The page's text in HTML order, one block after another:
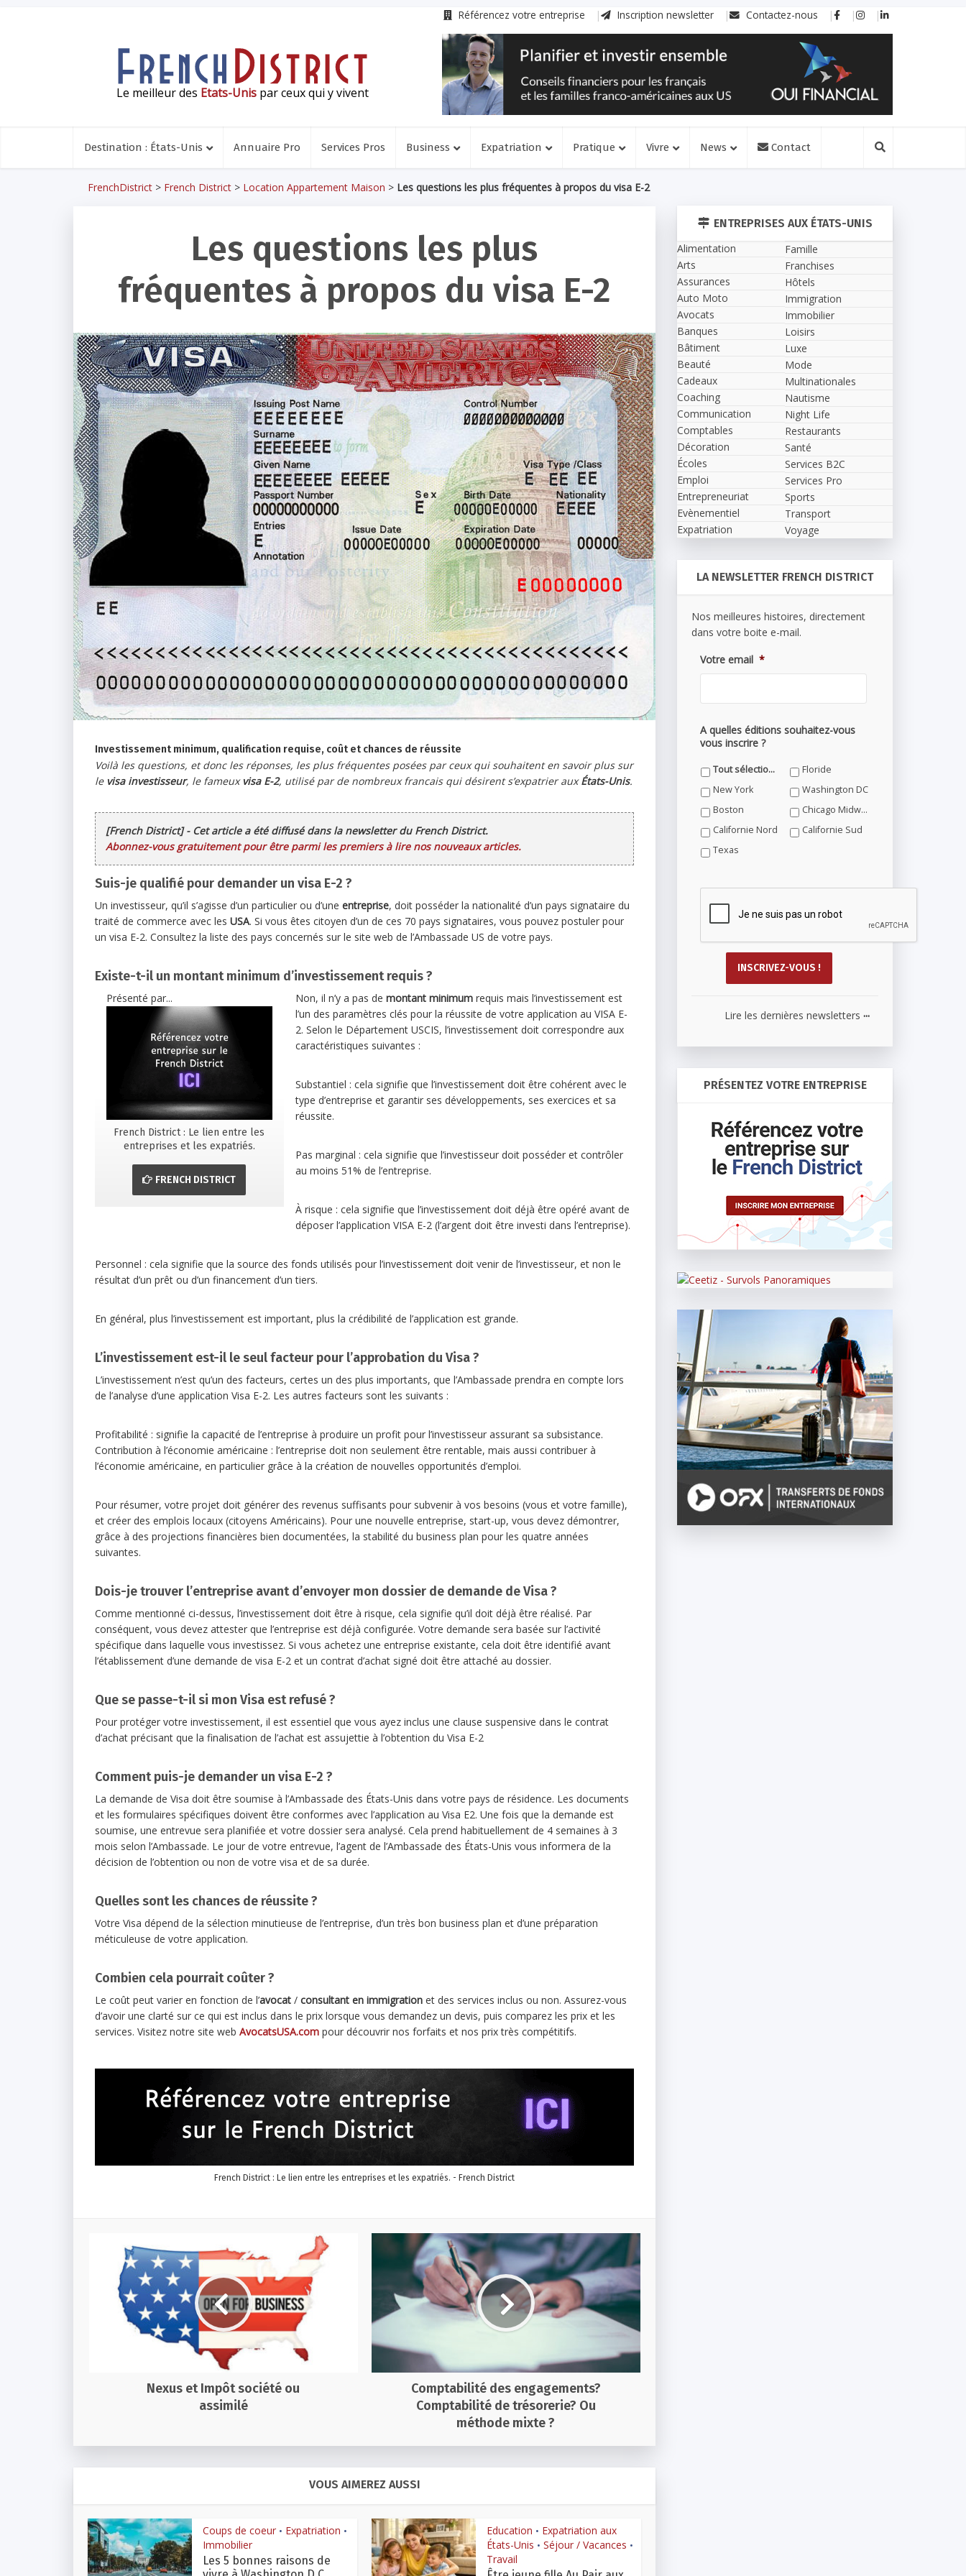
Référencez votre entreprise Inscription newsletter Contactez-nous
Le meilleur des Etats-Unis par ceux qui y vivent
Destination : États-Unis Annuaire Pro Services Pros Business Expatriation Pratique Vivre News Contact
FrenchDistrict > French District > Location Appartement Maison > Les questions les plus fréquentes à propos du visa E-2
Les questions les plus
fréquentes à propos du visa E-2
Investissement minimum, qualification requise, coût et chances de réussite
Voilà les questions, et donc les réponses, les plus fréquentes posées par ceux qui souhaitent en savoir plus sur
le visa investisseur, le fameux visa E-2, utilisé par de nombreux francais qui désirent s’expatrier auxÉtats-Unis.
[French District] - Cet article a été diffusé dans la newsletter du French District.
Abonnez-vous gratuitement pour être parmi les premiers à lire nos nouveaux articles.
Suis-je qualifié pour demander un visa E-2 ?
Un investisseur, qu’il s’agisse d’un particulier ou d’une entreprise, doit posséder la nationalité d’un pays signataire du
traité de commerce avec les USA. Si vous êtes citoyen d’un de ces 70 pays signataires, vous pouvez postuler pour
un visa E-2. Consultez la liste des pays concernés sur le site web de l’Ambassade US de votre pays.
Existe-t-il un montant minimum d’investissement requis ?
Présenté par...
French District : Le lien entre les
entreprises et les expatriés.
FRENCH DISTRICT
Non, il n’y a pas de montant minimumrequis mais l’investissement est
l’un des paramètres clés pour la réussite de votre application au VISA E-
2. Selon le Département USCIS, l’investissement doit correspondre aux
caractéristiques suivantes :
Substantiel : cela signifie que l’investissement doit être cohérent avec le
type d’entreprise et garantir ses développements, ses exercices et sa
réussite.
Pas marginal : cela signifie que l’investisseur doit posséder et contrôler
au moins 51% de l’entreprise.
À risque : cela signifie que l’investissement doit déjà être opéré avant de
déposer l’application VISA E-2 (l’argent doit être investi dans l’entreprise).
Personnel : cela signifie que la source des fonds utilisés pour l’investissement doit venir de l’investisseur, et non le
résultat d’un prêt ou d’un financement d’un tiers.
En général, plus l’investissement est important, plus la crédibilité de l’application est grande.
L’investissement est-il le seul facteur pour l’approbation du Visa ?
L’investissement n’est qu’un des facteurs, certes un des plus importants, que l’Ambassade prendra en compte lors
de l’analyse d’une application Visa E-2. Les autres facteurs sont les suivants :
Profitabilité : signifie la capacité de l’entreprise à produire un profit pour l’investisseur assurant sa subsistance.
Contribution à l’économie américaine : l’entreprise doit non seulement être rentable, mais aussi contribuer à
l’économie américaine, en particulier grâce à la création de nouvelles opportunités d’emploi.
Pour résumer, votre projet doit générer des revenus suffisants pour subvenir à vos besoins (vous et votre famille),
et créer des emplois locaux (citoyens Américains). Pour une nouvelle entreprise, start-up, vous devez démontrer,
grâce à des projections financières bien documentées, la stabilité du business plan pour les quatre années
suivantes.
Dois-je trouver l’entreprise avant d’envoyer mon dossier de demande de Visa ?
Comme mentionné ci-dessus, l’investissement doit être à risque, cela signifie qu’il doit déjà être réalisé. Par
conséquent, vous devez attester que l’entreprise est déjà configurée. Votre demande sera basée sur l’activité
spécifique dans laquelle vous investissez. Si vous achetez une entreprise existante, cela doit être identifié avant
l’établissement d’une demande de visa E-2 et un contrat d’achat signé doit être attaché au dossier.
Que se passe-t-il si mon Visa est refusé ?
Pour protéger votre investissement, il est essentiel que vous ayez inclus une clause suspensive dans le contrat
d’achat précisant que la finalisation de l’achat est assujettie à l’obtention du Visa E-2
Comment puis-je demander un visa E-2 ?
La demande de Visa doit être soumise à l’Ambassade des États-Unis dans votre pays de résidence. Les documents
et les formulaires spécifiques doivent être conformes avec l’application au Visa E2. Une fois que la demande est
soumise, une entrevue sera planifiée et votre dossier sera analysé. Cela prend habituellement de 4 semaines à 3
mois selon l’Ambassade. Le jour de votre entrevue, l’agent de l’Ambassade des États-Unis vous informera de la
décision de l’obtention ou non de votre visa et de sa durée.
Quelles sont les chances de réussite ?
Votre Visa dépend de la sélection minutieuse de l’entreprise, d’un très bon business plan et d’une préparation
méticuleuse de votre application.
Combien cela pourrait coûter ?
Le coût peut varier en fonction de l’avocat / consultant en immigration et des services inclus ou non. Assurez-vous
d’avoir une clarté sur ce qui est inclus dans le prix lorsque vous demandez un devis, puis comparez les prix et les
services. Visitez notre site web AvocatsUSA.com pour découvrir nos forfaits et nos prix très compétitifs.
French District : Le lien entre les entreprises et les expatriés. - French District
Nexus et Impôt société ou
assimilé
Comptabilité des engagements?
Comptabilité de trésorerie? Ou
méthode mixte ?
VOUS AIMEREZ AUSSI
Coups de coeur • Expatriation •
Immobilier
Les 5 bonnes raisons de
Education • Expatriation aux
États-Unis • Séjour / Vacances •
Travail
ENTREPRISES AUX ÉTATS-UNIS
Alimentation
Arts
Assurances
Auto Moto
Avocats
Banques
Bâtiment
Beauté
Cadeaux
Coaching
Communication
Comptables
Décoration
Écoles
Emploi
Entrepreneuriat
Evènementiel
Expatriation
Famille
Franchises
Hôtels
Immigration
Immobilier
Loisirs
Luxe
Mode
Multinationales
Nautisme
Night Life
Restaurants
Santé
Services B2C
Services Pro
Sports
Transport
Voyage
LA NEWSLETTER FRENCH DISTRICT
Nos meilleures histoires, directement
dans votre boite e-mail.
Votre email *
A quelles éditions souhaitez-vous
vous inscrire ?
Tout sélectionner
Floride
New York
Washington DC
Boston
Chicago Midwest
Californie Nord
Californie Sud
Texas
Lire les dernières newsletters ...
PRÉSENTEZ VOTRE ENTREPRISE